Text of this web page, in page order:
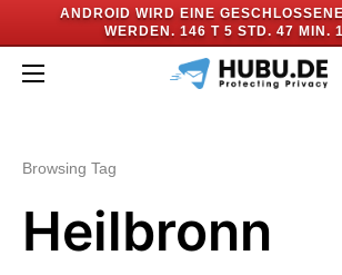
ANDROID WIRD EINE
WERDEN. 146 T 5 STD. 47 MIN.
Browsing Tag
Heilbronn